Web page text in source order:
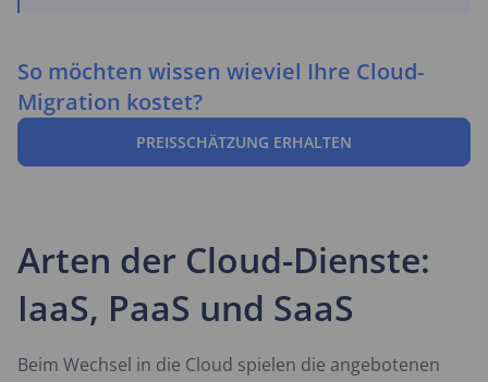
So möchten wissen wieviel Ihre Cloud-
Migration kostet?
PREISSCHÄTZUNG ERHALTEN
Arten der Cloud-Dienste:
IaaS, PaaS und SaaS
Beim Wechsel in die Cloud spielen die angebotenen